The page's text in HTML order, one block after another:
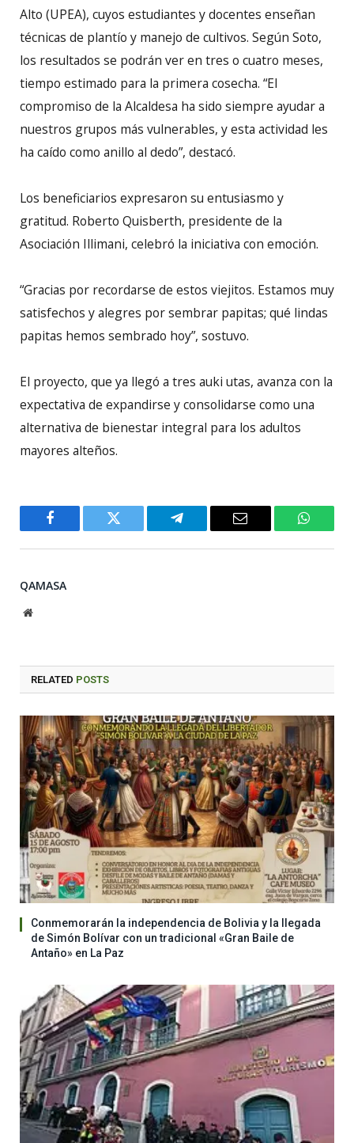
Alto (UPEA), cuyos estudiantes y docentes enseñan
técnicas de plantío y manejo de cultivos. Según Soto,
los resultados se podrán ver en tres o cuatro meses,
tiempo estimado para la primera cosecha. “El
compromiso de la Alcaldesa ha sido siempre ayudar a
nuestros grupos más vulnerables, y esta actividad les
ha caído como anillo al dedo”, destacó.
Los beneficiarios expresaron su entusiasmo y
gratitud. Roberto Quisberth, presidente de la
Asociación Illimani, celebró la iniciativa con emoción.
“Gracias por recordarse de estos viejitos. Estamos muy
satisfechos y alegres por sembrar papitas; qué lindas
papitas hemos sembrado hoy”, sostuvo.
El proyecto, que ya llegó a tres auki utas, avanza con la
expectativa de expandirse y consolidarse como una
alternativa de bienestar integral para los adultos
mayores alteños.
Facebook Twitter Telegram Email
QAMASA
Website
RELATED POSTS
Conmemorarán la independencia de Bolivia y la llegada
de Simón Bolívar con un tradicional «Gran Baile de
Antaño» en La Paz